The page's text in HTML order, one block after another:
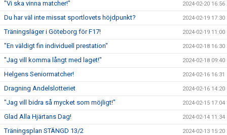
"Vi ska vinna matcher!" 2024-02-20 16:56
Du har väl inte missat sportlovets höjdpunkt? 2024-02-19 17:30
Träningsläger i Göteborg för F17! 2024-02-19 11:00
"En väldigt fin individuell prestation" 2024-02-18 16:30
"Jag vill komma långt med laget!" 2024-02-18 09:40
Helgens Seniormatcher! 2024-02-16 16:31
Dragning Andelslotteriet 2024-02-16 14:20
"Jag vill bidra så mycket som möjligt!" 2024-02-15 17:04
Glad Alla Hjärtans Dag! 2024-02-14 11:34
Träningsplan STÄNGD 13/2 2024-02-13 15:20